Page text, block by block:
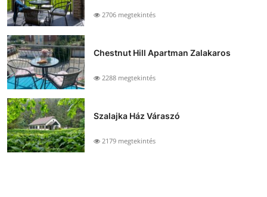
2706 megtekintés
Chestnut Hill Apartman Zalakaros
2288 megtekintés
Szalajka Ház Váraszó
2179 megtekintés